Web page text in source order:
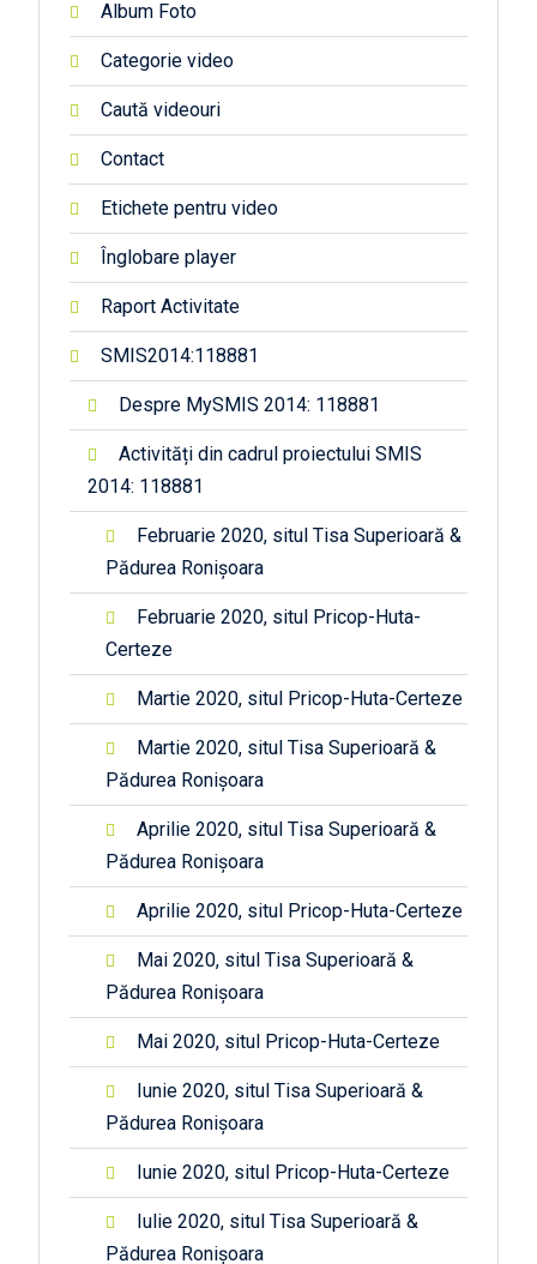
Album Foto
Categorie video
Caută videouri
Contact
Etichete pentru video
Înglobare player
Raport Activitate
SMIS2014:118881
Despre MySMIS 2014: 118881
Activități din cadrul proiectului SMIS
2014: 118881
Februarie 2020, situl Tisa Superioară &
Pădurea Ronișoara
Februarie 2020, situl Pricop-Huta-
Certeze
Martie 2020, situl Pricop-Huta-Certeze
Martie 2020, situl Tisa Superioară &
Pădurea Ronișoara
Aprilie 2020, situl Tisa Superioară &
Pădurea Ronișoara
Aprilie 2020, situl Pricop-Huta-Certeze
Mai 2020, situl Tisa Superioară &
Pădurea Ronișoara
Mai 2020, situl Pricop-Huta-Certeze
Iunie 2020, situl Tisa Superioară &
Pădurea Ronișoara
Iunie 2020, situl Pricop-Huta-Certeze
Iulie 2020, situl Tisa Superioară &
Pădurea Ronișoara